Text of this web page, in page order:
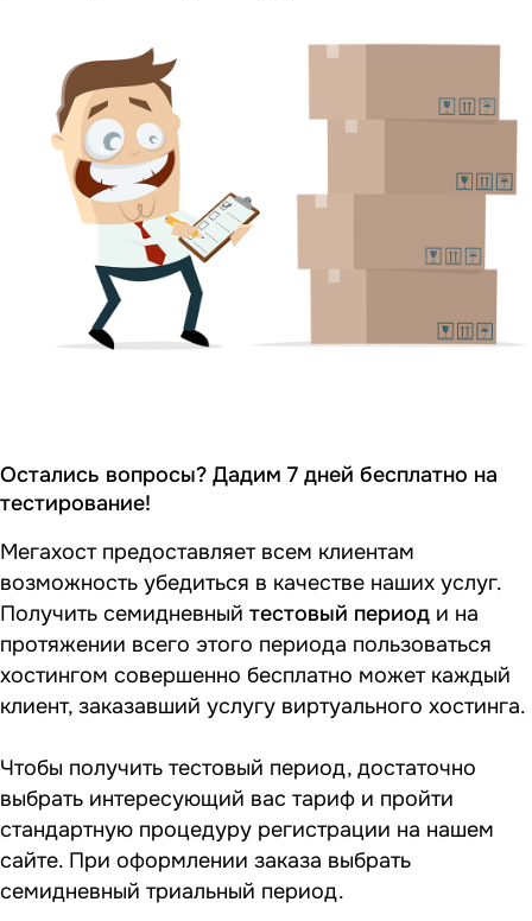
Остались вопросы? Дадим 7 дней бесплатно на
тестирование!
Мегахост предоставляет всем клиентам
возможность убедиться в качестве наших услуг.
Получить семидневный тестовый период и на
протяжении всего этого периода пользоваться
хостингом совершенно бесплатно может каждый
клиент, заказавший услугу виртуального хостинга.
Чтобы получить тестовый период, достаточно
выбрать интересующий вас тариф и пройти
стандартную процедуру регистрации на нашем
сайте. При оформлении заказа выбрать
семидневный триальный период.